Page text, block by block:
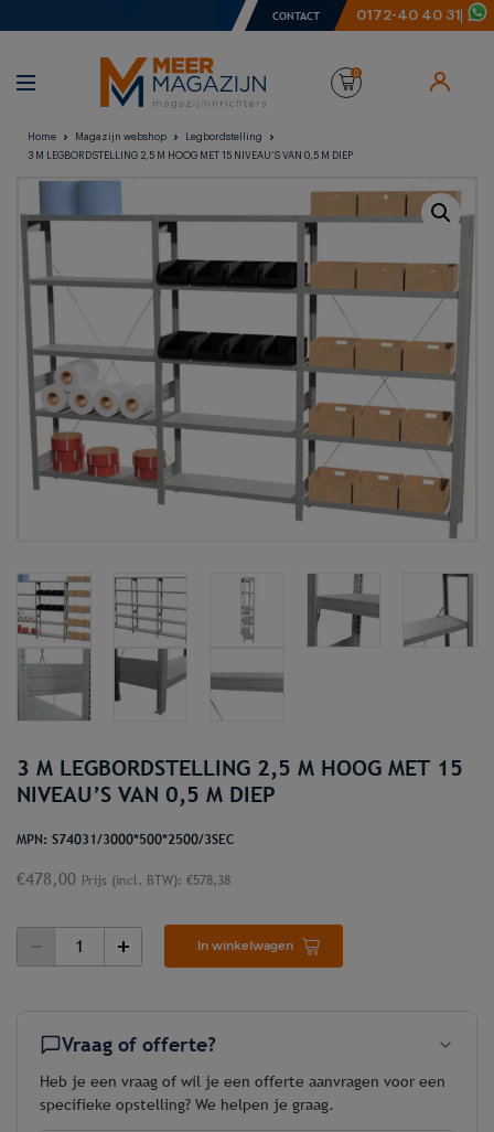
CONTACT 0172-40 40 31
0
Home Magazijn webshop
Legbordstelling
3 M LEGBORDSTELLING 2,5 M HOOG MET 15 NIVEAU’S VAN 0,5 M DIEP
3 M LEGBORDSTELLING 2,5 M HOOG MET 15
NIVEAU’S VAN 0,5 M DIEP
MPN: S74031/3000*500*2500/3SEC
€478,00 Prijs (incl. BTW): €578,38
LEGBORDSTELLING
NIVEAU'S
In winkelwagen
Vraag of offerte?
Heb je een vraag of wil je een offerte aanvragen voor een
specifieke opstelling? We helpen je graag.